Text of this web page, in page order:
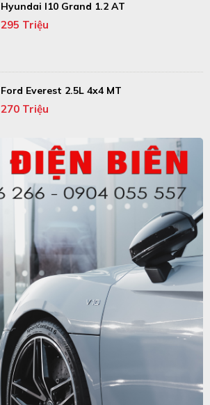
Hyundai I10 Grand 1.2 AT
295 Triệu
Ford Everest 2.5L 4x4 MT
270 Triệu